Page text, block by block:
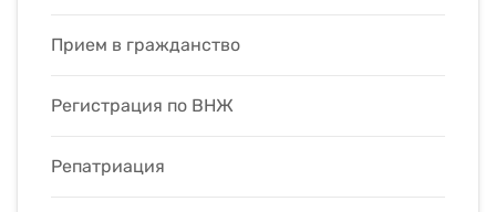
Прием в гражданство
Регистрация по ВНЖ
Репатриация